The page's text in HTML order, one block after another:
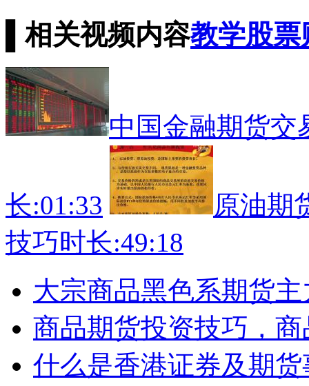
▌相关视频内容教学股票
中国金融期货交
长:01:33
原油期
技巧时长:49:18
大宗商品黑色系期货
商品期货投资技巧，
什么是香港证券及期